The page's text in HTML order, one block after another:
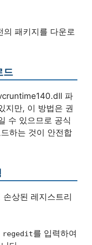
패키지를 다운로
드
파
지만, 이 방법은 권
수 있으므로 공식
하는 것이 안전합
상된 레지스트리
regedit를 입력하여